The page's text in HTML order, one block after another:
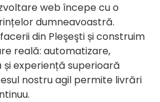
web începe cu o
dumneavoastră.
din Pleşeşti și construim
reală: automatizare,
experiență superioară
nostru agil permite livrări